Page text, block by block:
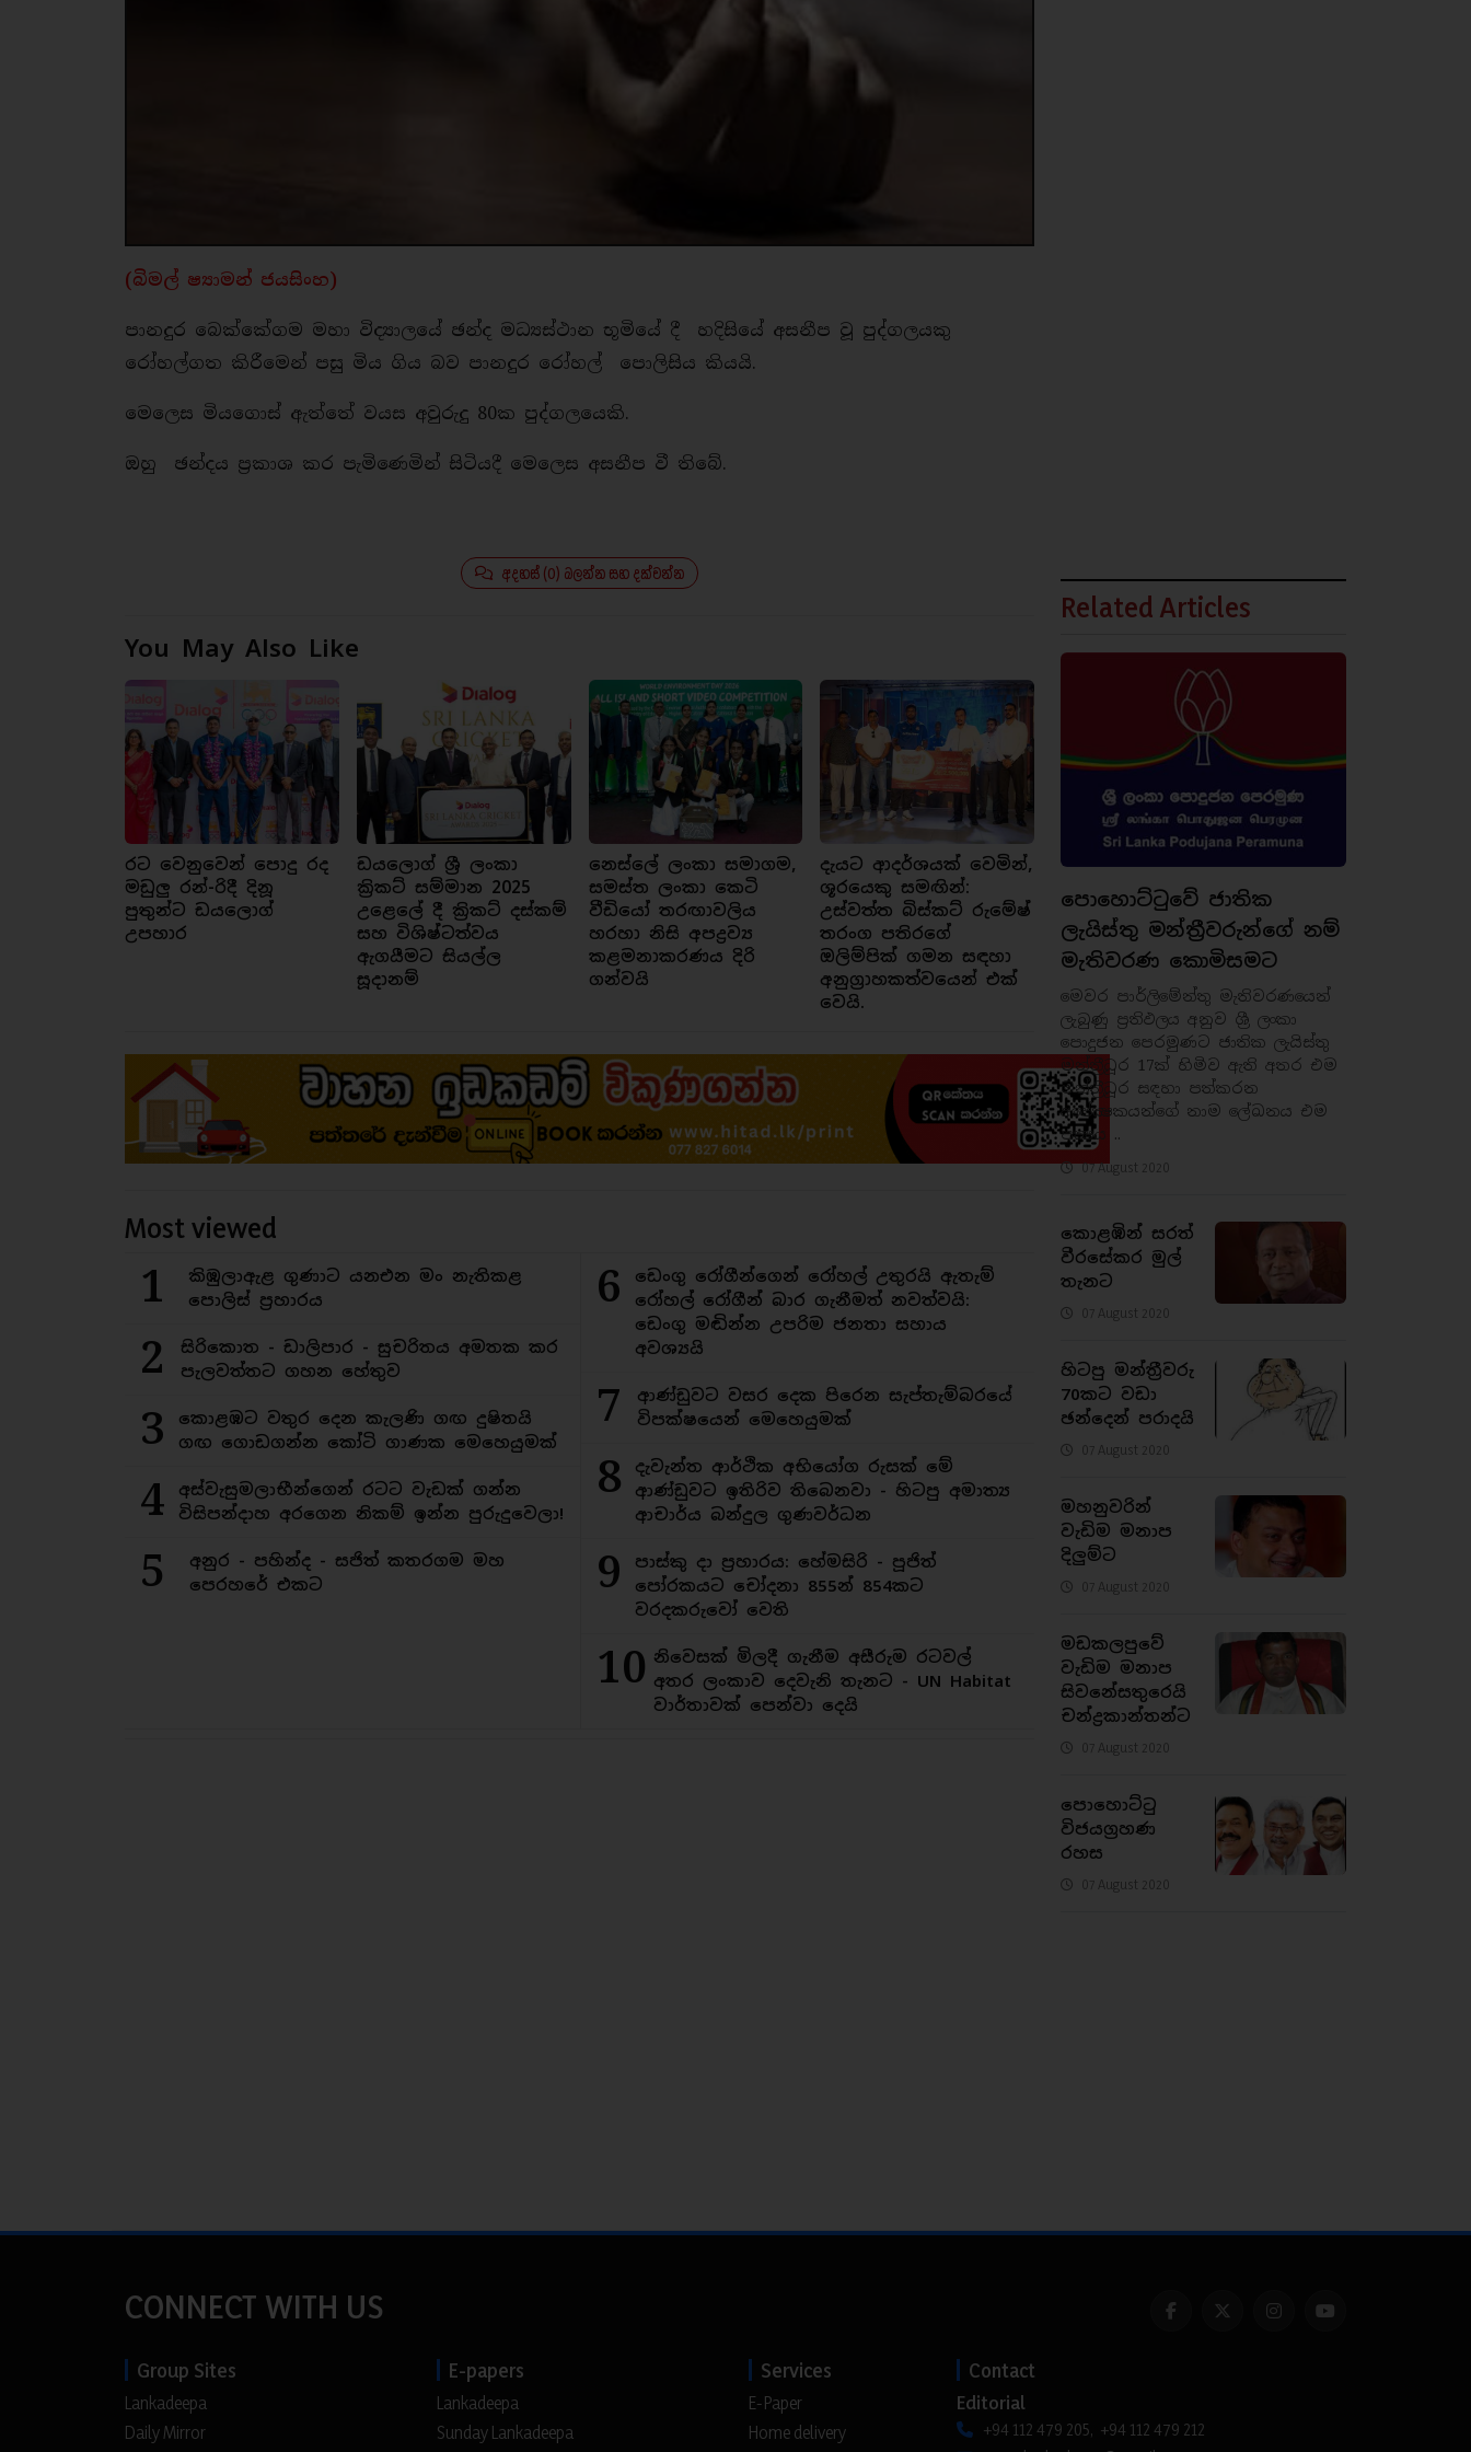
(බිමල් ෂ්‍යාමන් ජයසිංහ)
පානදුර බෙක්කේගම මහා විද්‍යාලයේ ඡන්ද මධ්‍යස්ථාන භූමියේ දී හදිසියේ අසනීප වූ පුද්ගලයකු
රෝහල්ගත කිරීමෙන් පසු මිය ගිය බව පානදුර රෝහල් පොලිසිය කියයි.
මෙලෙස මියගොස් ඇත්තේ වයස අවුරුදු 80ක පුද්ගලයෙකි.
ඔහු ඡන්දය ප්‍රකාශ කර පැමිණෙමින් සිටියදී මෙලෙස අසනීප වී තිබේ.
අදහස් (0) බලන්න සහ දක්වන්න
You May Also Like
රට වෙනුවෙන් පොදු රද
මඩුලු රන්-රිදී දිනූ
පුතුන්ට ඩයලොග්
උපහාර
ඩයලොග් ශ්‍රී ලංකා
ක්‍රිකට් සම්මාන 2025
උළෙලේ දී ක්‍රිකට් දස්කම්
සහ විශිෂ්ටත්වය
ඇගයීමට සියල්ල
සූදානම්
නෙස්ලේ ලංකා සමාගම,
සමස්ත ලංකා කෙටි
වීඩියෝ තරඟාවලිය
හරහා නිසි අපද්‍රව්‍ය
කළමනාකරණය දිරි
ගන්වයි
දැයට ආදර්ශයක් වෙමින්,
ශූරයෙකු සමඟින්:
උස්වත්ත බිස්කට් රුමේෂ්
තරංග පතිරගේ
ඔලිම්පික් ගමන සඳහා
අනුග්‍රාහකත්වයෙන් එක්
වෙයි.
Most viewed
1
කිඹුලාඇළ ගුණාට යනඑන මං නැතිකළ
පොලිස් ප්‍රහාරය
2
සිරිකොත - ඩාලිපාර - සුචරිතය අමතක කර
පැලවත්තට ගහන හේතුව
3
කොළඹට වතුර දෙන කැලණි ගඟ දුෂිතයි
ගඟ ගොඩගන්න කෝටි ගාණක මෙහෙයුමක්
4
අස්වැසුමලාභීන්ගෙන් රටට වැඩක් ගන්න
විසිපන්දාහ අරගෙන නිකම් ඉන්න පුරුදුවෙලා!
5
අනුර - පහින්ද - සජිත් කතරගම මහ
පෙරහරේ එකට
6
ඩෙංගු රෝගීන්ගෙන් රෝහල් උතුරයි ඇතැම්
රෝහල් රෝගීන් බාර ගැනීමත් නවත්වයි:
ඩෙංගු මඬින්න උපරිම ජනතා සහාය
අවශ්‍යයි
7
ආණ්ඩුවට වසර දෙක පිරෙන සැප්තැම්බරයේ
විපක්ෂයෙන් මෙහෙයුමක්
8
දැවැන්ත ආර්ථික අභියෝග රුසක් මේ
ආණ්ඩුවට ඉතිරිව තිබෙනවා - හිටපු අමාත්‍ය
ආචාර්ය බන්දුල ගුණවර්ධන
9
පාස්කු දා ප්‍රහාරය: හේමසිරි - පූජිත්
පෝරකයට චෝදනා 855න් 854කට
වරදකරුවෝ වෙති
10 නිවෙසක් මිලදී ගැනීම අසීරුම රටවල්
අතර ලංකාව දෙවැනි තැනට - UN Habitat
වාර්තාවක් පෙන්වා දෙයි
Related Articles
පොහොට්ටුවේ ජාතික
ලැයිස්තු මන්ත්‍රීවරුන්ගේ නම්
මැතිවරණ කොමිසමට
මෙවර පාර්ලිමේන්තු මැතිවරණයෙන්
ලැබුණු ප්‍රතිඵලය අනුව ශ්‍රී ලංකා
පොදුජන පෙරමුණට ජාතික ලැයිස්තු
මන්ත්‍රීධූර 17ක් හිමිව ඇති අතර එම
මන්ත්‍රීධූර සඳහා පත්කරන
අපේක්‍ෂකයන්ගේ නාම ලේඛනය එම
පක්‍ෂය ..
07 August 2020
කොළඹින් සරත්
වීරසේකර මුල්
තැනට
07 August 2020
හිටපු මන්ත්‍රීවරු
70කට වඩා
ඡන්දෙන් පරාදයි
07 August 2020
මහනුවරින්
වැඩිම මනාප
දිලුම්ට
07 August 2020
මඩකලපුවේ
වැඩිම මනාප
සිවනේසතුරෙයි
චන්ද්‍රකාන්තන්ට
07 August 2020
පොහොට්ටු
විජයග්‍රහණ
රහස
07 August 2020
CONNECT WITH US
Group Sites
Lankadeepa
Daily Mirror
E-papers
Lankadeepa
Sunday Lankadeepa
Services
E-Paper
Home delivery
Contact
Editorial
+94 112 479 205, +94 112 479 212